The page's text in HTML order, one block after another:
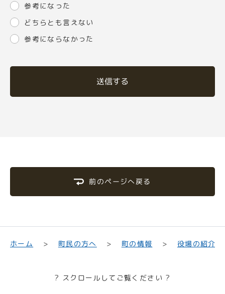
参考になった
どちらとも言えない
参考にならなかった
送信する
前のページへ戻る
ホーム 町民の方へ 町の情報 役場の紹介
? スクロールしてご覧ください ?